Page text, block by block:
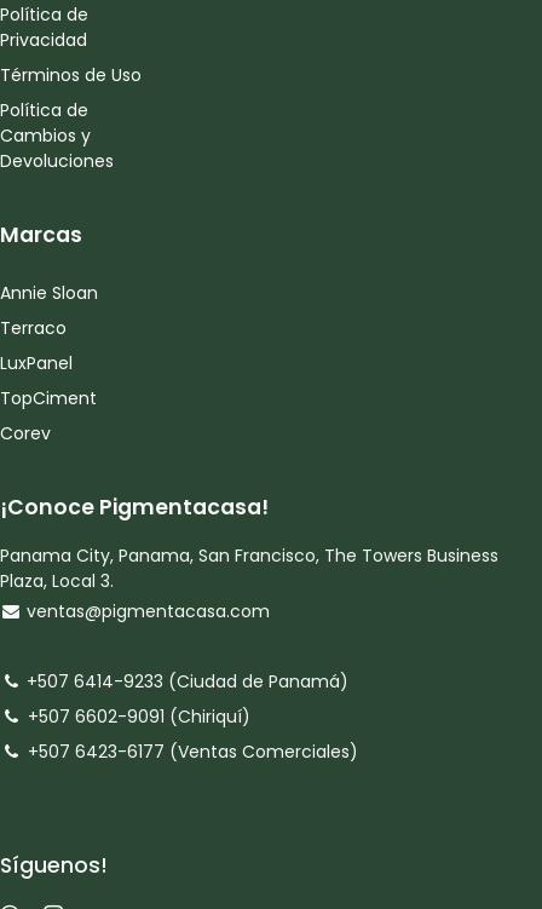
Política de
Privacidad
Términos de Uso
Política de
Cambios y
Devoluciones
Marcas
Annie Sloan
Terraco
LuxPanel
TopCiment
Corev
¡Conoce Pigmentacasa!
Panama City, Panama, San Francisco, The Towers Business
Plaza, Local 3.
ventas@pigmentacasa.com
+507 6414-9233 (Ciudad de Panamá)
+507 6602-9091 (Chiriquí)
+507 6423-6177 (Ventas Comerciales)
Síguenos!